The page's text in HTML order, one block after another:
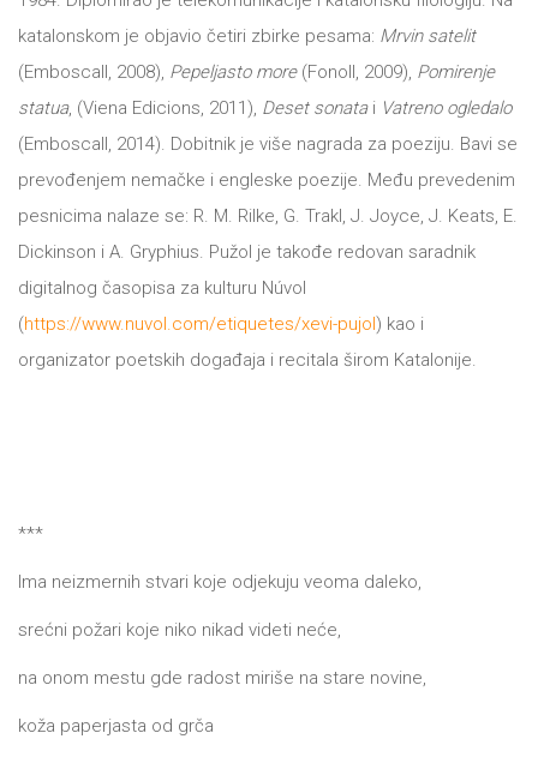
All
Star
tt
Buka&Bes
Sredozemlje
Papirna
12/19+
Portreti
Pro/za
Trgni
NAMA
katalonskom je objavio četiri zbirke pesama: Mrvin satelit
(Emboscall, 2008), Pepeljasto more(Fonoll, 2009), Pomirenje
statua, (Viena Edicions, 2011), Deset sonatai Vatreno ogledalo
(Emboscall, 2014). Dobitnik je više nagrada za poeziju. Bavi se
prevođenjem nemačke i engleske poezije. Među prevedenim
pesnicima nalaze se: R. M. Rilke, G. Trakl, J. Joyce, J. Keats, E.
Dickinson i A. Gryphius. Pužol je takođe redovan saradnik
digitalnog časopisa za kulturu Núvol
(https://www.nuvol.com/etiquetes/xevi-pujol) kao i
organizator poetskih događaja i recitala širom Katalonije.
***
Ima neizmernih stvari koje odjekuju veoma daleko,
srećni požari koje niko nikad videti neće,
na onom mestu gde radost miriše na stare novine,
koža paperjasta od grča